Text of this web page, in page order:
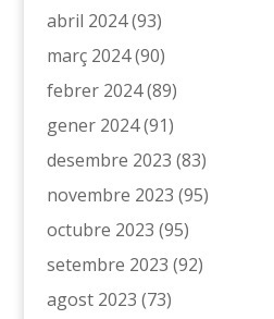
abril 2024(93)
març 2024(90)
febrer 2024(89)
gener 2024(91)
desembre 2023 (83)
novembre 2023 (95)
octubre 2023 (95)
setembre 2023 (92)
agost 2023 (73)